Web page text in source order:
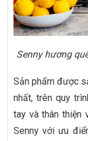
Senny hương
Sản phẩm được
nhất, trên quy
tay và thân thiện
Senny với ưu